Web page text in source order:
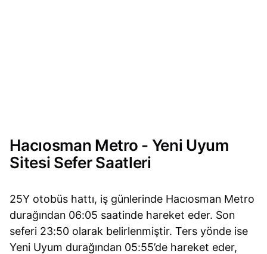
Hacıosman Metro - Yeni Uyum
Sitesi Sefer Saatleri
25Y otobüs hattı, iş günlerinde Hacıosman Metro
durağından 06:05 saatinde hareket eder. Son
seferi 23:50 olarak belirlenmiştir. Ters yönde ise
Yeni Uyum durağından 05:55’de hareket eder,